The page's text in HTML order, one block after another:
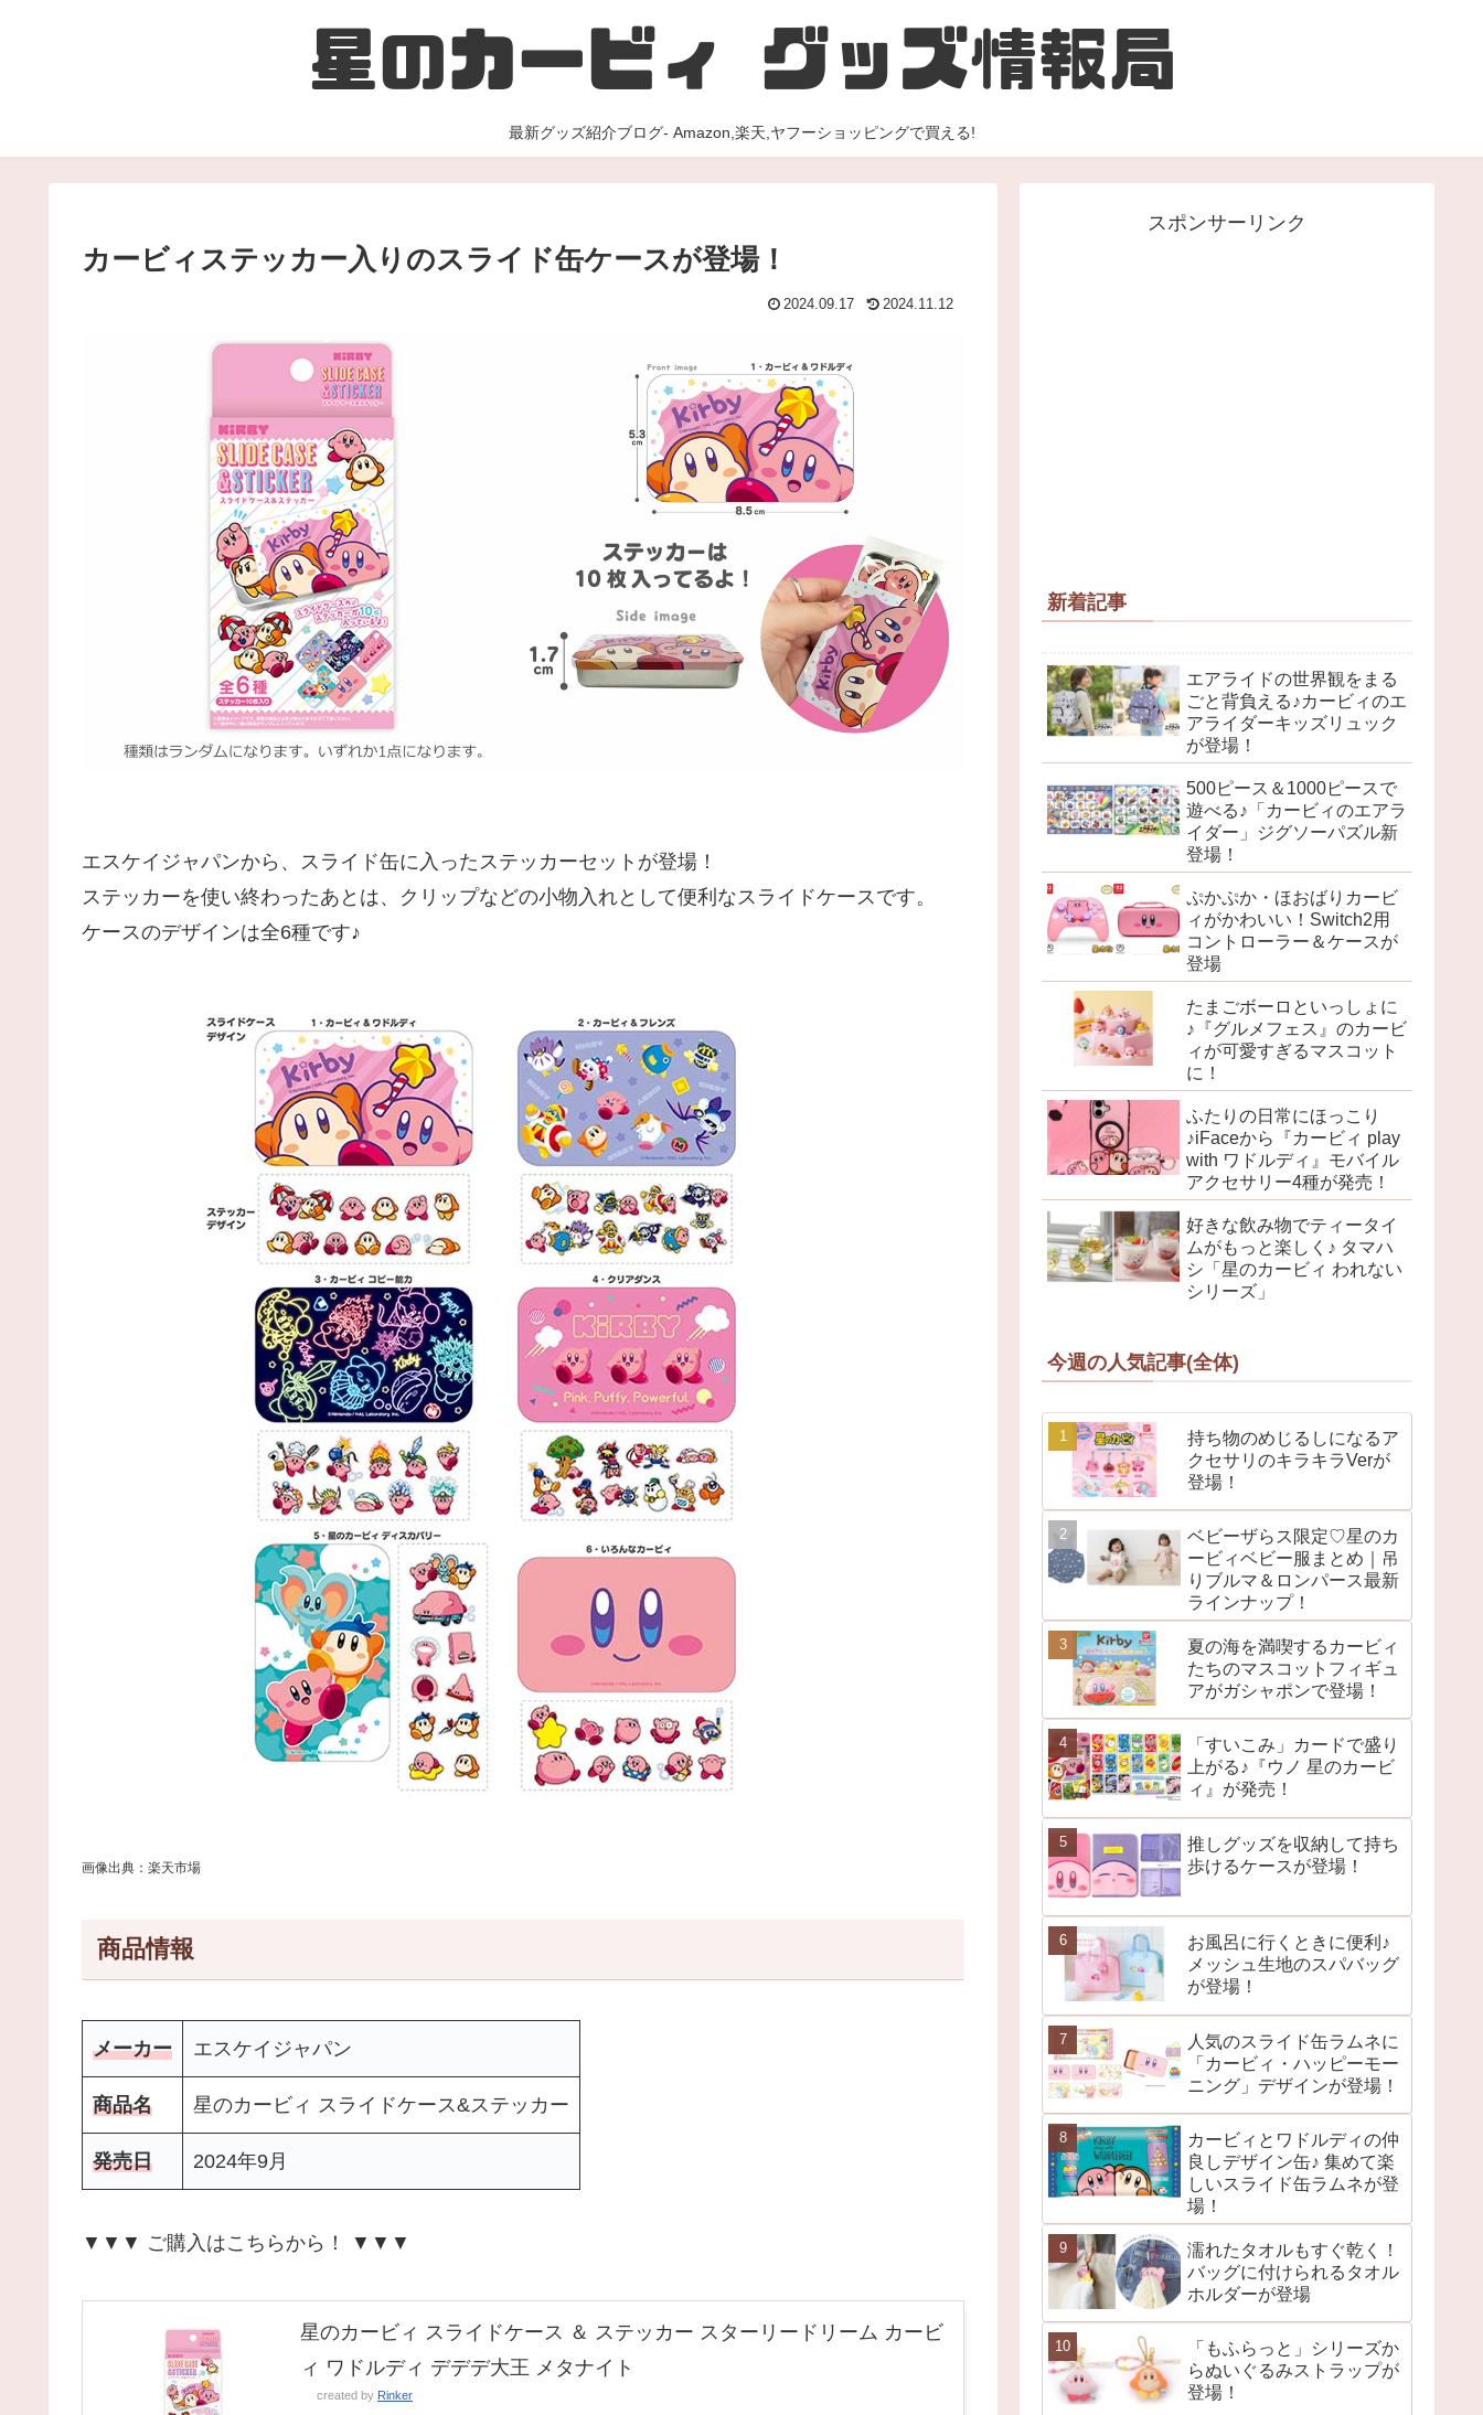
最新グッズ紹介ブログ- Amazon,楽天,ヤフーショッピングで買える!
カービィステッカー入りのスライド缶ケースが登場！
2024.09.17 2024.11.12
エスケイジャパンから、スライド缶に入ったステッカーセットが登場！
ステッカーを使い終わったあとは、クリップなどの小物入れとして便利なスライドケースです。
ケースのデザインは全6種です♪
画像出典：楽天市場
商品情報
メーカー エスケイジャパン
商品名 星のカービィ スライドケース&ステッカー
発売日 2024年9月
▼▼▼ ご購入はこちらから！ ▼▼▼
星のカービィ スライドケース ＆ ステッカー スターリードリーム カービ
ィ ワドルディ デデデ大王 メタナイト
created by Rinker
スポンサーリンク
新着記事
エアライドの世界観をまる
ごと背負える♪カービィのエ
アライダーキッズリュック
が登場！
500ピース＆1000ピースで
遊べる♪「カービィのエアラ
イダー」ジグソーパズル新
登場！
ぷかぷか・ほおばりカービ
ィがかわいい！Switch2用
コントローラー＆ケースが
登場
たまごボーロといっしょに
♪『グルメフェス』のカービ
ィが可愛すぎるマスコット
に！
ふたりの日常にほっこり
♪iFaceから『カービィ play
with ワドルディ』モバイル
アクセサリー4種が発売！
好きな飲み物でティータイ
ムがもっと楽しく♪ タマハ
シ「星のカービィ われない
シリーズ」
今週の人気記事(全体)
持ち物のめじるしになるア
クセサリのキラキラVerが
登場！
ベビーザらス限定♡星のカ
ービィベビー服まとめ｜吊
りブルマ＆ロンパース最新
ラインナップ！
夏の海を満喫するカービィ
たちのマスコットフィギュ
アがガシャポンで登場！
「すいこみ」カードで盛り
上がる♪『ウノ 星のカービ
ィ』が発売！
推しグッズを収納して持ち
歩けるケースが登場！
お風呂に行くときに便利♪
メッシュ生地のスパバッグ
が登場！
人気のスライド缶ラムネに
「カービィ・ハッピーモー
ニング」デザインが登場！
カービィとワドルディの仲
良しデザイン缶♪ 集めて楽
しいスライド缶ラムネが登
場！
濡れたタオルもすぐ乾く！
バッグに付けられるタオル
ホルダーが登場
「もふらっと」シリーズか
らぬいぐるみストラップが
登場！